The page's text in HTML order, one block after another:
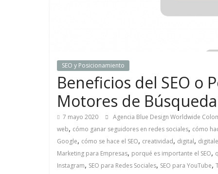
de
Publicidad
en
Colombia
SEO y Posicionamiento
Beneficios del SEO o
Motores de Búsqueda
7 mayo 2020 Agencia Blue Design Worldwide
web, cómo ganar seguidores en redes sociales, cómo
Google, cómo se hace el SEO, creatividad, digital,
Marketing para Empresas, porqué es importante el SEO,
Instagram, SEO para Redes Sociales, SEO para YouTube,